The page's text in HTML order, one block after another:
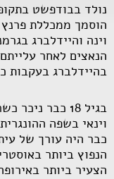
נולד בבודפשט
הוסמך ממכללת פרנץ
וינה והיידלברג
הנאצים לאחר
בהיידלברג בעקבות
בגיל 18 כבר
הנפוץ ביותר
הצעיר ביותר